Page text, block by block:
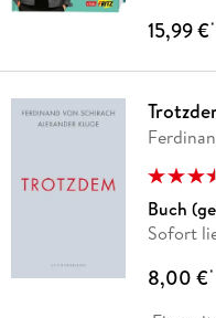
15,99 €*
Buch
Sofort
8,00 €*